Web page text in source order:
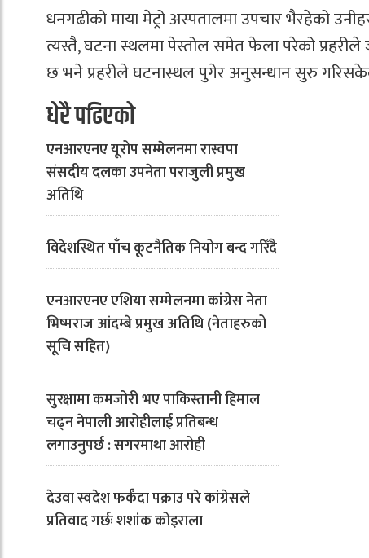
धनगढीको माया मेट्रो अस्पतालमा उपचार भैरहेको
त्यस्तै, घटना स्थलमा पेस्तोल समेत फेला परेको
छ भने प्रहरीले घटनास्थल पुगेर अनुसन्धान सुरु
धेरै पढिएको
एनआरएनए यूरोप सम्मेलनमा रास्वपा
संसदीय दलका उपनेता पराजुली प्रमुख
अतिथि
विदेशस्थित पाँच कूटनैतिक नियोग बन्द गरिँदै
एनआरएनए एशिया सम्मेलनमा कांग्रेस नेता
भिष्मराज आंदम्बे प्रमुख अतिथि (नेताहरुको
सूचि सहित)
सुरक्षामा कमजोरी भए पाकिस्तानी हिमाल
चढ्न नेपाली आरोहीलाई प्रतिबन्ध
लगाउनुपर्छ : सगरमाथा आरोही
देउवा स्वदेश फर्कँदा पक्राउ परे कांग्रेसले
प्रतिवाद गर्छः शशांक कोइराला